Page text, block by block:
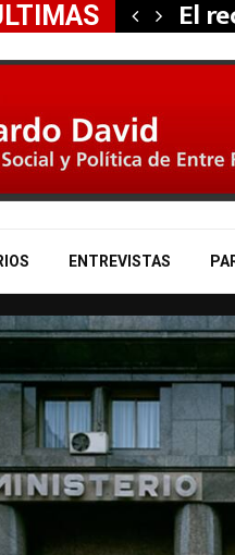
El
ENTREVISTAS